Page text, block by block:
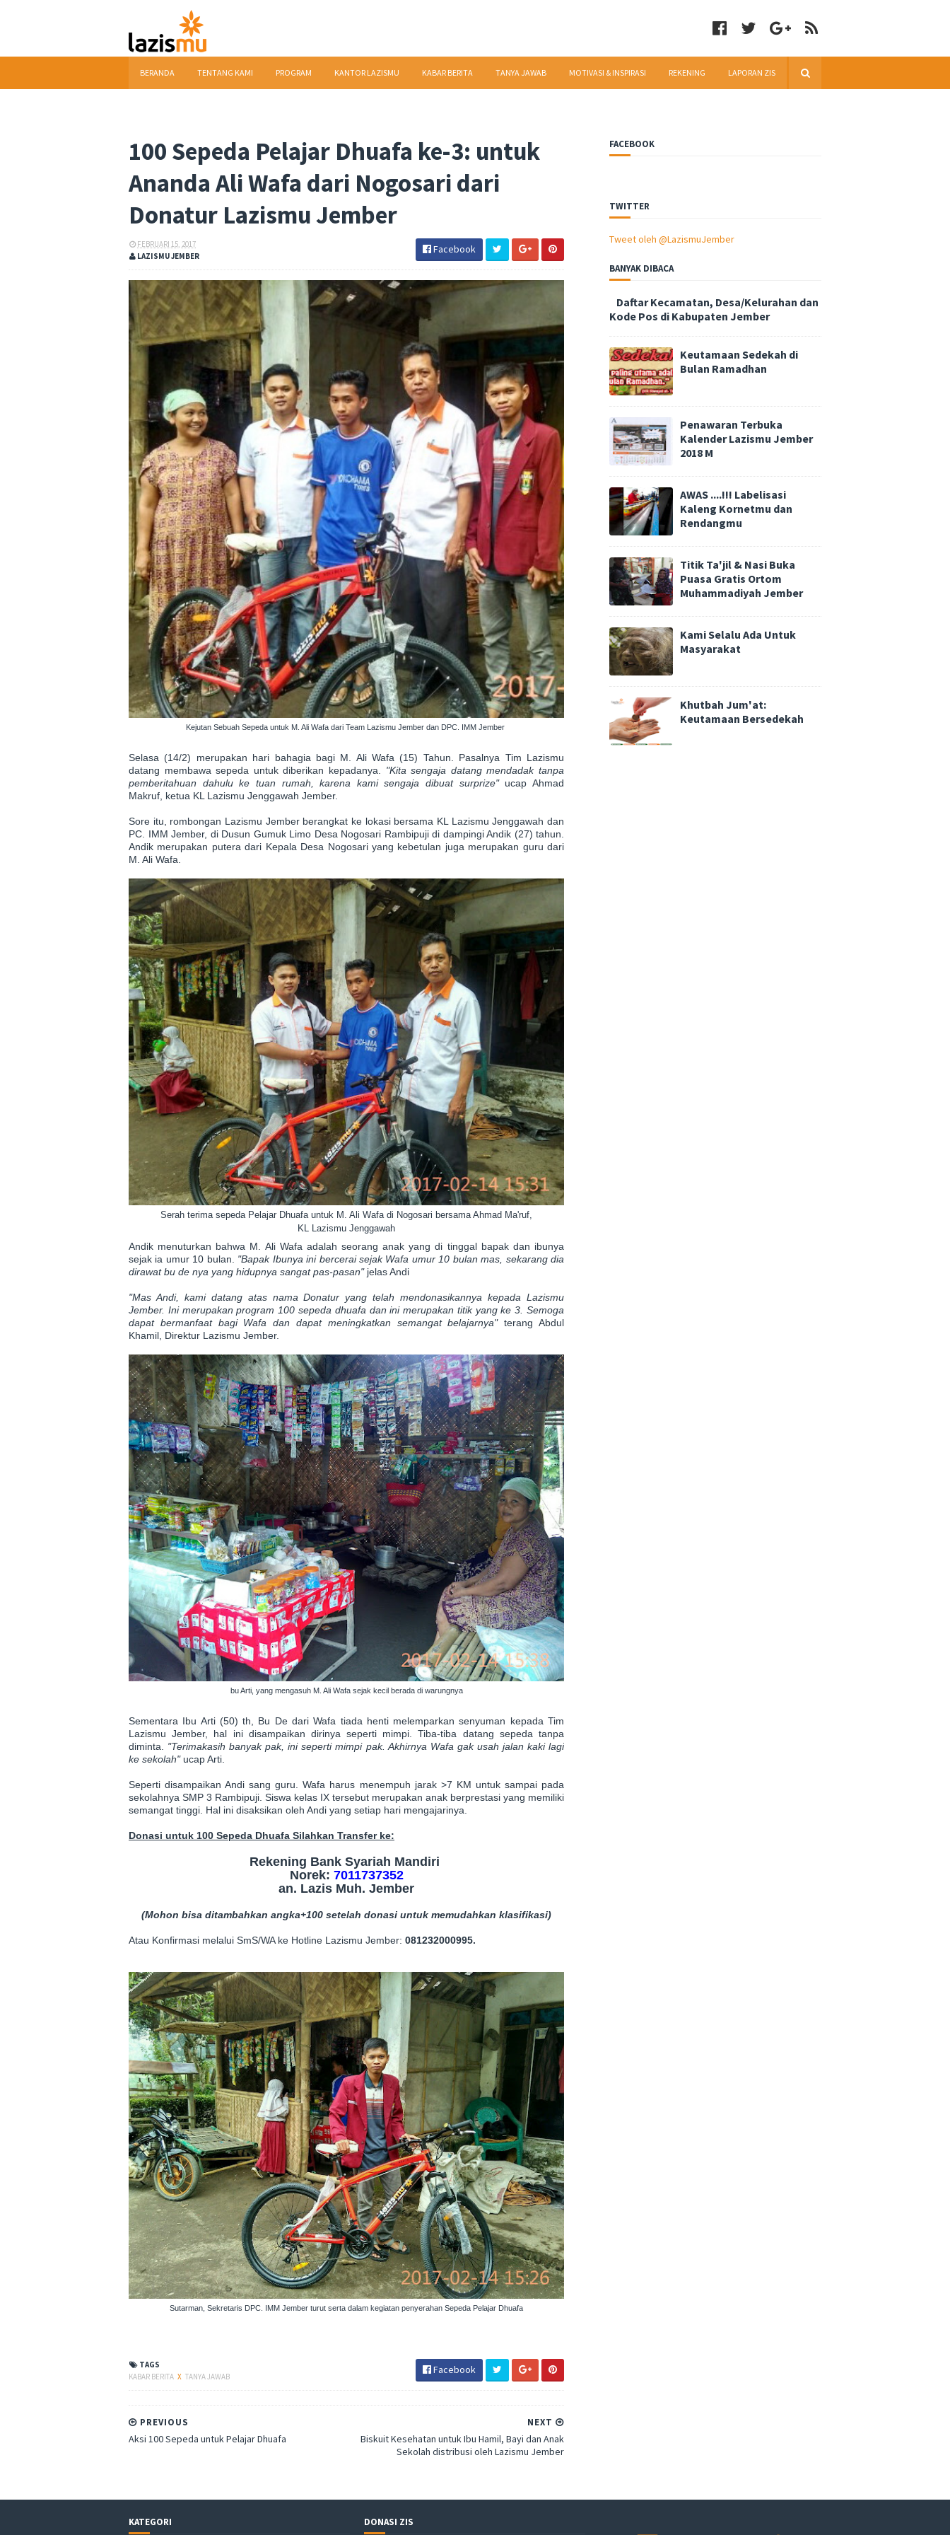
BERANDA TENTANG KAMI PROGRAM KANTOR LAZISMU KABAR BERITA TANYA JAWAB MOTIVASI & INSPIRASI REKENING LAPORAN ZIS
100 Sepeda Pelajar Dhuafa ke-3: untuk
Ananda Ali Wafa dari Nogosari dari
Donatur Lazismu Jember
FEBRUARI 15, 2017
LAZISMU JEMBER
Facebook
Kejutan Sebuah Sepeda untuk M. Ali Wafa dari Team Lazismu Jember dan DPC. IMM Jember
Selasa (14/2) merupakan hari bahagia bagi M. Ali Wafa (15) Tahun. Pasalnya Tim Lazismu
datang membawa sepeda untuk diberikan kepadanya. "Kita sengaja datang mendadak tanpa
pemberitahuan dahulu ke tuan rumah, karena kami sengaja dibuat surprize"ucap Ahmad
Makruf, ketua KL Lazismu Jenggawah Jember.
Sore itu, rombongan Lazismu Jember berangkat ke lokasi bersama KL Lazismu Jenggawah dan
PC. IMM Jember, di Dusun Gumuk Limo Desa Nogosari Rambipuji di dampingi Andik (27) tahun.
Andik merupakan putera dari Kepala Desa Nogosari yang kebetulan juga merupakan guru dari
M. Ali Wafa.
Serah terima sepeda Pelajar Dhuafa untuk M. Ali Wafa di Nogosari bersama Ahmad Ma'ruf,
KL Lazismu Jenggawah
Andik menuturkan bahwa M. Ali Wafa adalah seorang anak yang di tinggal bapak dan ibunya
sejak ia umur 10 bulan. "Bapak Ibunya ini bercerai sejak Wafa umur 10 bulan mas, sekarang dia
dirawat bu de nya yang hidupnya sangat pas-pasan"jelas Andi
"Mas Andi, kami datang atas nama Donatur yang telah mendonasikannya kepada Lazismu
Jember. Ini merupakan program 100 sepeda dhuafa dan ini merupakan titik yang ke 3. Semoga
dapat bermanfaat bagi Wafa dan dapat meningkatkan semangat belajarnya"terang Abdul
Khamil, Direktur Lazismu Jember.
bu Arti, yang mengasuh M. Ali Wafa sejak kecil berada di warungnya
Sementara Ibu Arti (50) th, Bu De dari Wafa tiada henti melemparkan senyuman kepada Tim
Lazismu Jember, hal ini disampaikan dirinya seperti mimpi. Tiba-tiba datang sepeda tanpa
diminta. "Terimakasih banyak pak, ini seperti mimpi pak. Akhirnya Wafa gak usah jalan kaki lagi
ke sekolah" ucap Arti.
Seperti disampaikan Andi sang guru. Wafa harus menempuh jarak >7 KM untuk sampai pada
sekolahnya SMP 3 Rambipuji. Siswa kelas IX tersebut merupakan anak berprestasi yang memiliki
semangat tinggi. Hal ini disaksikan oleh Andi yang setiap hari mengajarinya.
Donasi untuk 100 Sepeda Dhuafa Silahkan Transfer ke:
Rekening Bank Syariah Mandiri
Norek: 7011737352
an. Lazis Muh. Jember
(Mohon bisa ditambahkan angka+100 setelah donasi untuk memudahkan klasifikasi)
Atau Konfirmasi melalui SmS/WA ke Hotline Lazismu Jember: 081232000995.
Sutarman, Sekretaris DPC. IMM Jember turut serta dalam kegiatan penyerahan Sepeda Pelajar Dhuafa
TAGS
KABAR BERITA X TANYA JAWAB
Facebook
NEXT
Biskuit Kesehatan untuk Ibu Hamil, Bayi dan Anak
Sekolah distribusi oleh Lazismu Jember
PREVIOUS
Aksi 100 Sepeda untuk Pelajar Dhuafa
FACEBOOK
TWITTER
Tweet oleh @LazismuJember
BANYAK DIBACA
Daftar Kecamatan, Desa/Kelurahan dan
Kode Pos di Kabupaten Jember
Keutamaan Sedekah di
Bulan Ramadhan
Penawaran Terbuka
Kalender Lazismu Jember
2018 M
AWAS ....!!! Labelisasi
Kaleng Kornetmu dan
Rendangmu
Titik Ta'jil & Nasi Buka
Puasa Gratis Ortom
Muhammadiyah Jember
Kami Selalu Ada Untuk
Masyarakat
Khutbah Jum'at:
Keutamaan Bersedekah
KATEGORI DONASI ZIS